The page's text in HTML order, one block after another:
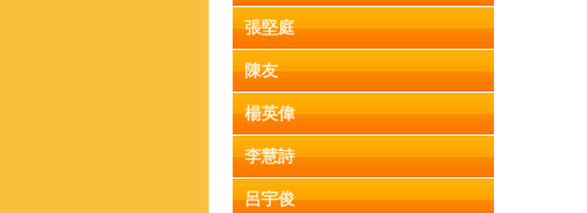
張堅庭
陳友
楊英偉
李慧詩
呂宇俊